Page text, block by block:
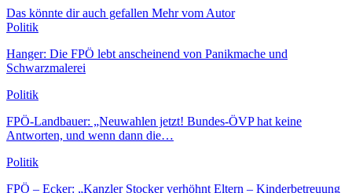
Das könnte dir auch gefallen Mehr vom Autor
Politik
Hanger: Die FPÖ lebt anscheinend von Panikmache und
Schwarzmalerei
Politik
FPÖ-Landbauer: „Neuwahlen jetzt! Bundes-ÖVP hat keine
Antworten, und wenn dann die…
Politik
FPÖ – Ecker: „Kanzler Stocker verhöhnt Eltern – Kinderbetreuung